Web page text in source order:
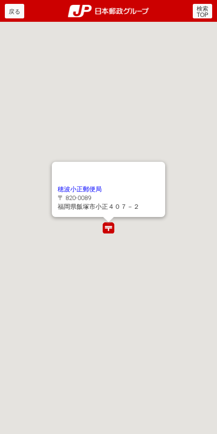
郵便局・日本郵政グルー
戻る 検索
TOP
穂波小正郵便局
〒 820-0089
福岡県飯塚市小正４０７－２